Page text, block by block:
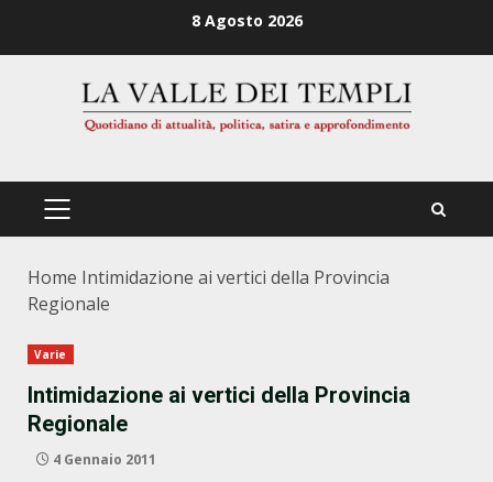
8 Agosto 2026
PRIMÄRES
Home Intimidazione ai vertici della Provincia
Regionale
Varie
Intimidazione ai vertici della Provincia
Regionale
4 Gennaio 2011